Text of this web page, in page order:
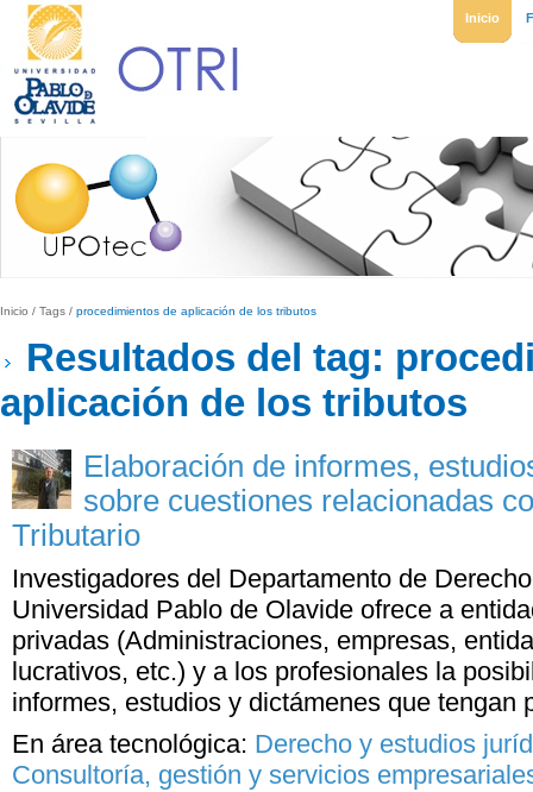
Inicio
Inicio / Tags / procedimientos de aplicación de los tributos
Resultados del tag:
aplicación de los tributos
Elaboración de informes,
sobre cuestiones relacionadas
Tributario
Investigadores del Departamento de
Universidad Pablo de Olavide ofrece a
privadas (Administraciones, empresas,
lucrativos, etc.) y a los profesionales la
informes, estudios y dictámenes que tengan
En área tecnológica: Derecho y estudios
Consultoría, gestión y servicios